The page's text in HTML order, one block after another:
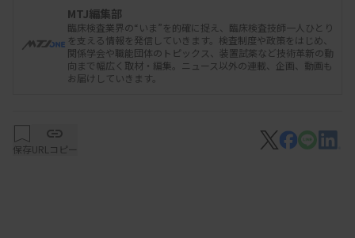
MTJ編集部
臨床検査業界の“いま”を的確に捉え、臨床検査技師一人ひとり
を支える情報を発信していきます。検査制度や政策をはじめ、
関係学会や職能団体のトピックス、装置試薬など技術革新の動
向まで幅広く取材・編集。ニュース以外の連載、企画、動画も
お届けしていきます。
保存URLコピー